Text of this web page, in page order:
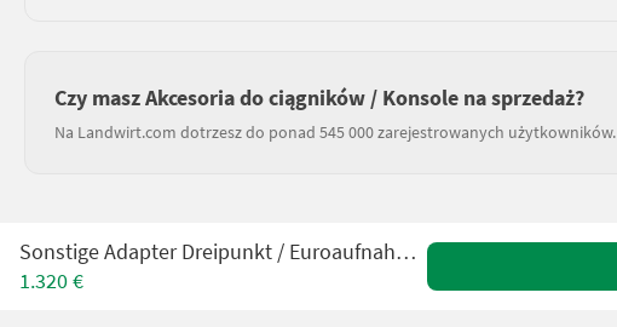
Czy masz Akcesoria do ciągników / Konsole na sprzedaż?
Na Landwirt.com dotrzesz do ponad 545 000 zarejestrowanych użytkowników.
Sonstige Adapter Dreipunkt / Euroaufnahme Scorpion/Torion
1.320 €